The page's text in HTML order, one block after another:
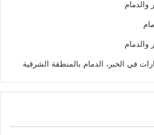
في الخبر، الدمام بالمنطقة الشرقية